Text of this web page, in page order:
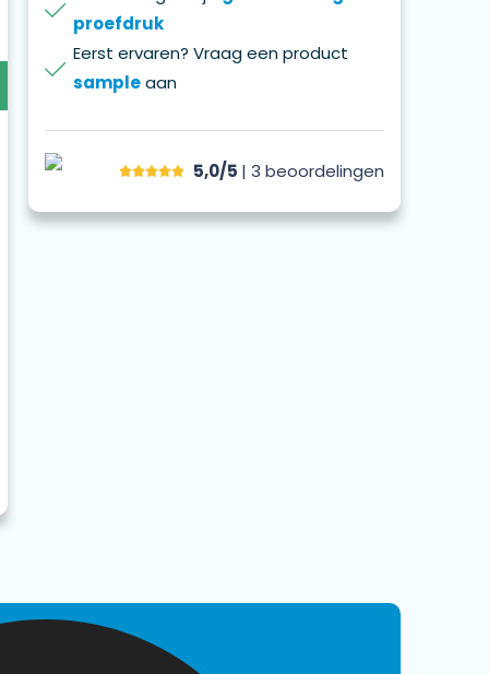
proefdruk
Eerst ervaren? Vraag een product
sampleaan
5,0/5 | 3 beoordelingen